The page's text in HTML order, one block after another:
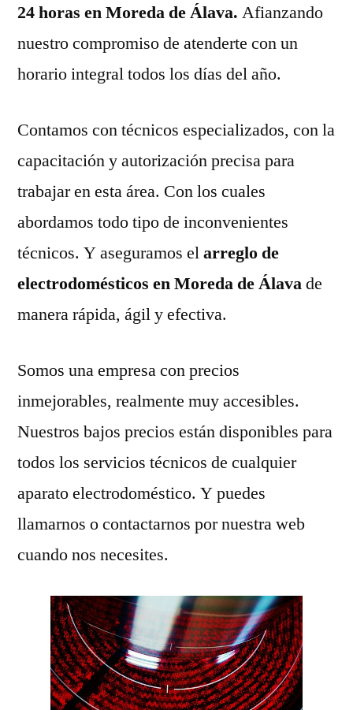
24 horas en Moreda de Álava. Afianzando
nuestro compromiso de atenderte con un
horario integral todos los días del año.
Contamos con técnicos especializados, con la
capacitación y autorización precisa para
trabajar en esta área. Con los cuales
abordamos todo tipo de inconvenientes
técnicos. Y aseguramos elarreglo de
electrodomésticos en Moreda de Álavade
manera rápida, ágil y efectiva.
Somos una empresa con precios
inmejorables, realmente muy accesibles.
Nuestros bajos precios están disponibles para
todos los servicios técnicos de cualquier
aparato electrodoméstico. Y puedes
llamarnos o contactarnos por nuestra web
cuando nos necesites.